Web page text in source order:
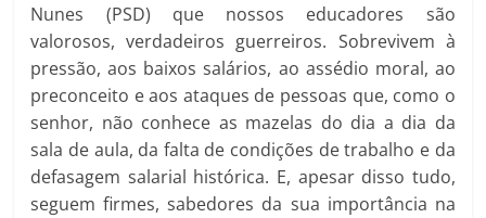
Nunes (PSD) que nossos educadores são
valorosos, verdadeiros guerreiros. Sobrevivem à
pressão, aos baixos salários, ao assédio moral, ao
preconceito e aos ataques de pessoas que, como o
senhor, não conhece as mazelas do dia a dia da
sala de aula, da falta de condições de trabalho e da
defasagem salarial histórica. E, apesar disso tudo,
seguem firmes, sabedores da sua importância na